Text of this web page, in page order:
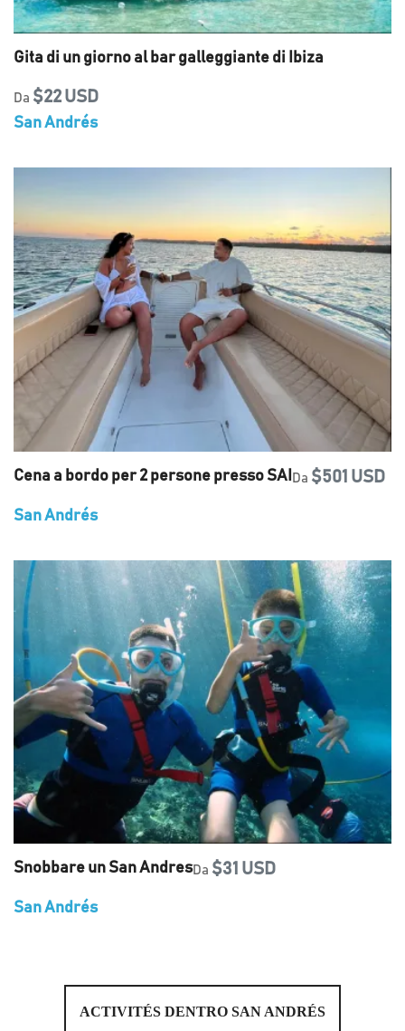
Gita di un giorno al bar galleggiante di Ibiza
Da $22 USD
San Andrés
Cena a bordo per 2 persone presso SAI Da $501 USD
San Andrés
Snobbare un San AndresDa $31 USD
San Andrés
ACTIVITÉS DENTRO SAN ANDRÉS